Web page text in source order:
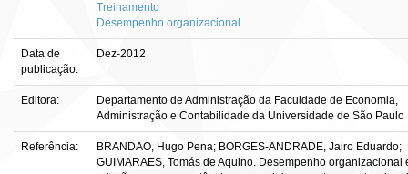
Treinamento
Desempenho organizacional
Data de
publicação:
Dez-2012
Editora:
Departamento de Administração da Faculdade de Economia,
Administração e Contabilidade da Universidade de São Paulo
Referência:
BRANDAO, Hugo Pena; BORGES-ANDRADE, Jairo Eduardo;
GUIMARAES, Tomás de Aquino. Desempenho organizacional